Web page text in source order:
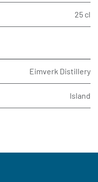
25 cl
Eimverk Distillery
Island